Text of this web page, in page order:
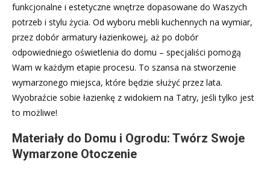
funkcjonalne i estetyczne wnętrze dopasowane do Waszych
potrzeb i stylu życia. Od wyboru mebli kuchennych na wymiar,
przez dobór armatury łazienkowej, aż po dobór
odpowiedniego oświetlenia do domu – specjaliści pomogą
Wam w każdym etapie procesu. To szansa na stworzenie
wymarzonego miejsca, które będzie służyć przez lata.
Wyobraźcie sobie łazienkę z widokiem na Tatry, jeśli tylko jest
to możliwe!
Materiały do Domu i Ogrodu: Twórz Swoje
Wymarzone Otoczenie